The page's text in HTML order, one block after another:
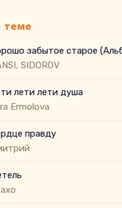
теме
забытое старое
SIDOROV
лети лети душа
Ermolova
правду